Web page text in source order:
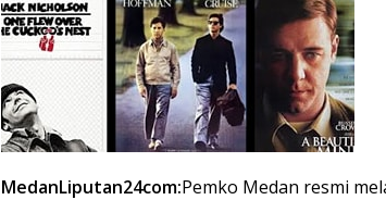
MedanLiputan24com:Pemko Medan resmi